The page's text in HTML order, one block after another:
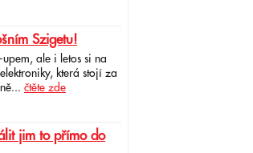
Szigetu!
ale i letos si na
která stojí za
čtěte zde
jim to přímo do